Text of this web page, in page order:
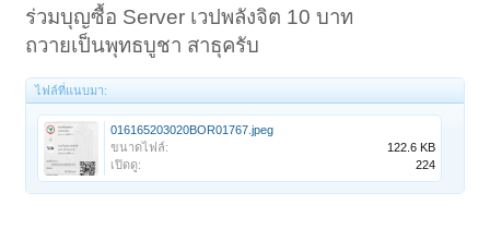
ร่วมบุญซื้อ Server เวปพลังจิต 10 บาท
ถวายเป็นพุทธบูชา สาธุครับ
ไฟล์ที่แนบมา:
016165203020BOR01767.jpeg
ขนาดไฟล์:
122.6 KB
เปิดดู:
224